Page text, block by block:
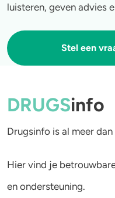
luisteren, geven advies
Stel een
DRUGSinfo
Drugsinfo is al meer
Hier vind je
en ondersteuning.